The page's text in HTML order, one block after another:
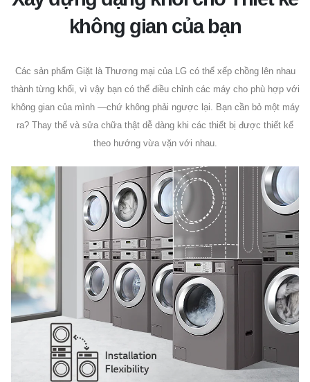
không gian của bạn
Các sản phẩm Giặt là Thương mại của LG có thể xếp chồng lên nhau
thành từng khối, vì vậy bạn có thể điều chỉnh các máy cho phù hợp với
không gian của mình —chứ không phải ngược lại. Bạn cần bỏ một máy
ra? Thay thế và sửa chữa thật dễ dàng khi các thiết bị được thiết kế
theo hướng vừa vặn với nhau.